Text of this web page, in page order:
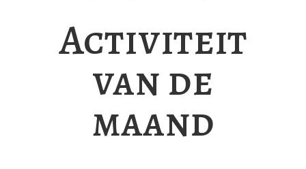
Activiteit
van de
maand